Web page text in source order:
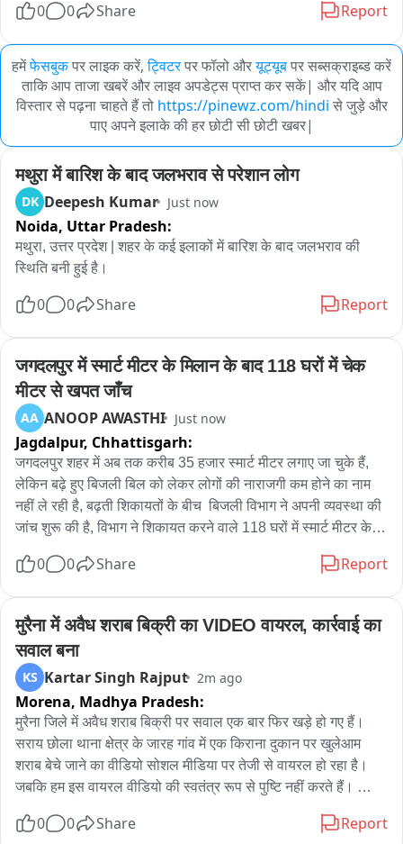
0
0 Share Report
हमेंफेसबुकपर लाइक करें, ट्विटरपर फॉलो औरयूट्यूबपर सब्सक्राइब्ड करें
ताकि आप ताजा खबरें और लाइव अपडेट्स प्राप्त कर सकें| और यदि आप
विस्तार से पढ़ना चाहते हैं तो https://pinewz.com/hindi से जुड़े और
पाए अपने इलाके की हर छोटी सी छोटी खबर|
मथुरा में बारिश के बाद जलभराव से परेशान लोग
DK Deepesh Kumar Just now
Noida, Uttar Pradesh:
मथुरा, उत्तर प्रदेश | शहर के कई इलाकों में बारिश के बाद जलभराव की
स्थिति बनी हुई है।
0 0 Share Report
जगदलपुर में स्मार्ट मीटर के मिलान के बाद 118 घरों में चेक
मीटर से खपत जाँच
AA ANOOP AWASTHI Just now
Jagdalpur, Chhattisgarh:
जगदलपुर शहर में अब तक करीब 35 हजार स्मार्ट मीटर लगाए जा चुके हैं,
लेकिन बढ़े हुए बिजली बिल को लेकर लोगों की नाराजगी कम होने का नाम
नहीं ले रही है, बढ़ती शिकायतों के बीच  बिजली विभाग ने अपनी व्यवस्था की
जांच शुरू की है, विभाग ने शिकायत करने वाले 118 घरों में स्मार्ट मीटर के
घरों की जांच पूरी हो चुकी है, कार्यपालन अभियंता नंदराम भगत का दावा है
मीटर की कार्यप्रणाली सही पाई गई है, विभाग का कहना है कि जिन
उपभोक्ताओं को संदेह है, उनके यहां भी चेक मीटर लगाकर जांच की जाएगी
और पूरी जानकारी साझा की जाएगी, फिलहाल इस मुद्दे पर विभाग और आम
जनता के दावों के बीच मतभेद बना हुआ है।
0 0 Share Report
मुरैना में अवैध शराब बिक्री का VIDEO वायरल, कार्रवाई का
सवाल बना
KS Kartar Singh Rajput 2m ago
Morena, Madhya Pradesh:
मुरैना जिले में अवैध शराब बिक्री पर सवाल एक बार फिर खड़े हो गए हैं।
सराय छोला थाना क्षेत्र के जारह गांव में एक किराना दुकान पर खुलेआम
शराब बेचे जाने का वीडियो सोशल मीडिया पर तेजी से वायरल हो रहा है।
जबकि हम इस वायरल वीडियो की स्वतंत्र रूप से पुष्टि नहीं करते हैं।
वायरल वीडियो में कथित तौर पर एक किराना दुकान से शराब की बिक्री
0 0 Share Report